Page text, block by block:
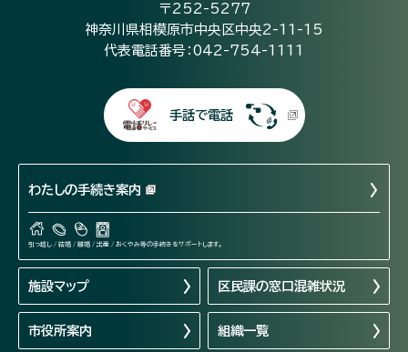
〒252-5277
神奈川県相模原市中央区中央2-11-15
代表電話番号：042-754-1111
手話で電話
わたしの手続き案内
引っ越し / 結婚 / 離婚 / 出産 / おくやみ等の手続きをサポートします。
施設マップ 区民課の窓口混雑状況
市役所案内 組織一覧